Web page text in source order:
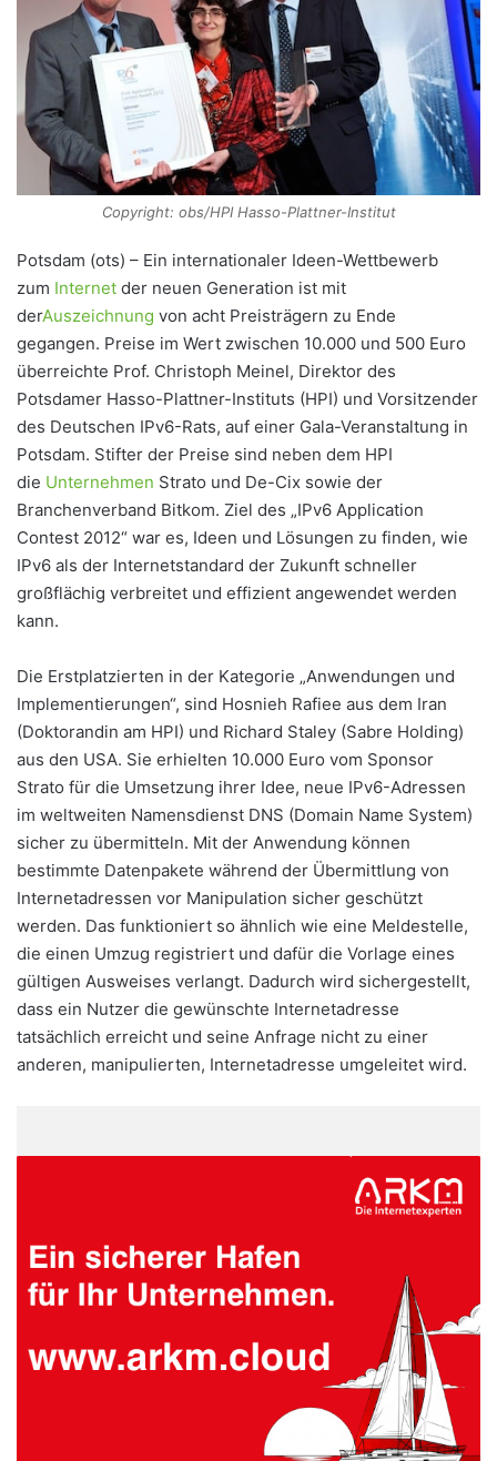
Copyright: obs/HPI Hasso-Plattner-Institut
Potsdam (ots) – Ein internationaler Ideen-Wettbewerb
zum Internet der neuen Generation ist mit
derAuszeichnung von acht Preisträgern zu Ende
gegangen. Preise im Wert zwischen 10.000 und 500 Euro
überreichte Prof. Christoph Meinel, Direktor des
Potsdamer Hasso-Plattner-Instituts (HPI) und Vorsitzender
des Deutschen IPv6-Rats, auf einer Gala-Veranstaltung in
Potsdam. Stifter der Preise sind neben dem HPI
die Unternehmen Strato und De-Cix sowie der
Branchenverband Bitkom. Ziel des „IPv6 Application
Contest 2012“ war es, Ideen und Lösungen zu finden, wie
IPv6 als der Internetstandard der Zukunft schneller
großflächig verbreitet und effizient angewendet werden
kann.
Die Erstplatzierten in der Kategorie „Anwendungen und
Implementierungen“, sind Hosnieh Rafiee aus dem Iran
(Doktorandin am HPI) und Richard Staley (Sabre Holding)
aus den USA. Sie erhielten 10.000 Euro vom Sponsor
Strato für die Umsetzung ihrer Idee, neue IPv6-Adressen
im weltweiten Namensdienst DNS (Domain Name System)
sicher zu übermitteln. Mit der Anwendung können
bestimmte Datenpakete während der Übermittlung von
Internetadressen vor Manipulation sicher geschützt
werden. Das funktioniert so ähnlich wie eine Meldestelle,
die einen Umzug registriert und dafür die Vorlage eines
gültigen Ausweises verlangt. Dadurch wird sichergestellt,
dass ein Nutzer die gewünschte Internetadresse
tatsächlich erreicht und seine Anfrage nicht zu einer
anderen, manipulierten, Internetadresse umgeleitet wird.